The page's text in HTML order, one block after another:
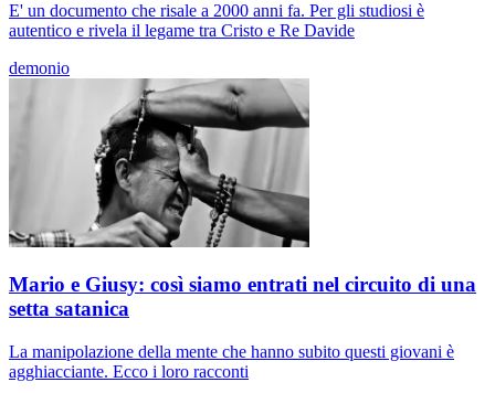
E' un documento che risale a 2000 anni fa. Per gli studiosi è
autentico e rivela il legame tra Cristo e Re Davide
demonio
Mario e Giusy: così siamo entrati nel circuito di una
setta satanica
La manipolazione della mente che hanno subito questi giovani è
agghiacciante. Ecco i loro racconti